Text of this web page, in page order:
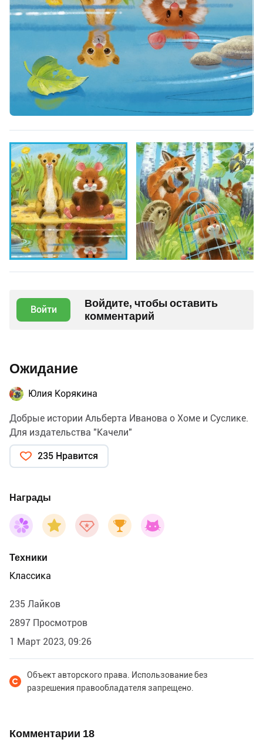
Войти
Войдите, чтобы оставить
комментарий
Ожидание
Юлия Корякина
Добрые истории Альберта Иванова о Хоме и Суслике.
Для издательства "Качели"
235 Нравится
Награды
Техники
Классика
235 Лайков
2897 Просмотров
1 Март 2023, 09:26
Объект авторского права. Использование без
разрешения правообладателя запрещено.
Комментарии 18